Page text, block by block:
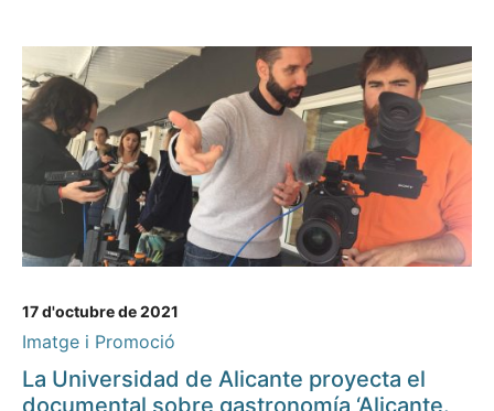
17 d'octubre de 2021
Imatge i Promoció
La Universidad de Alicante proyecta el